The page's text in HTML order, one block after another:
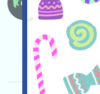
Kiedex正在進
儘調並確保安
关联:需申请
收录时间: